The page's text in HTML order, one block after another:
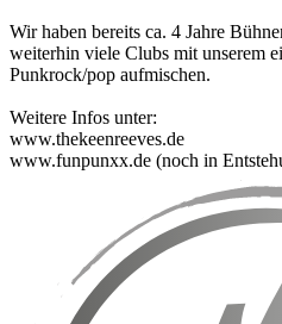
Wir haben bereits ca. 4 Jahre
weiterhin viele Clubs mit unserem
Punkrock/pop aufmischen.
Weitere Infos unter:
www.thekeenreeves.de
www.funpunxx.de (noch in